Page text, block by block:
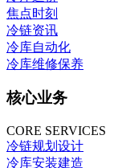
焦点时刻
冷链资讯
冷库自动化
冷库维修保养
核心业务
CORE SERVICES
冷链规划设计
冷库安装建造